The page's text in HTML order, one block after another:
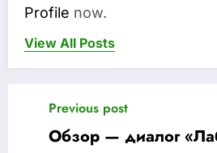
Profile now.
View All Posts
Previous post
Обзор — диалог